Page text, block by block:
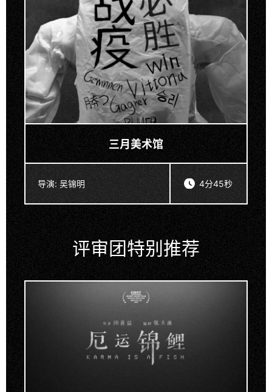
三月美术馆
4分45秒
导演: 吴锦明
评审团特别推荐